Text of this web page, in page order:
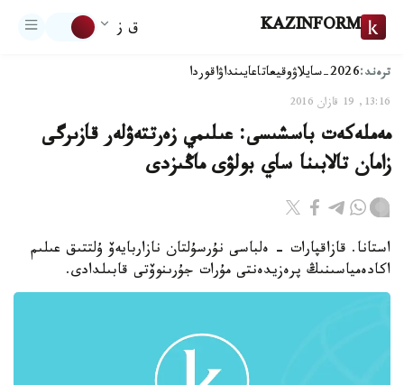
KAZINFORM ق ز
ترەند:2026-سايلاۋ وقيعاتاعايىنداۋاقوردا
13:16, 19 قازان 2016
مەملەكەت باسشىسى: عىلىمي زەرتتەۋلەر قازىرگى
زامان تالابىنا ساي بولۋى ماڭىزدى
استانا. قازاقپارات - ەلباسى نۇرسۇلتان نازاربايەۆ ۇلتتىق عىلىم
اكادەمياسىنىڭ پرەزيدەنتى مۇرات جۇرىنوۆتى قابىلدادى.